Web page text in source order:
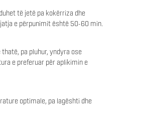
të jetë pa kokërriza dhe
e përpunimit është 50-60 min.
pa pluhur, yndyra ose
e preferuar për aplikimin e
optimale, pa lagështi dhe